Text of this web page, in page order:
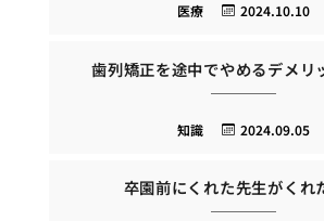
2024.10.10
医療
歯列矯正を途中でやめるデメリ
2024.09.05
知識
卒園前にくれた先生がくれ